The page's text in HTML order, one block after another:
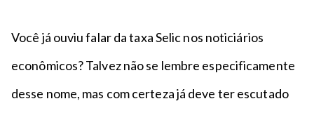
Você já ouviu falar da taxa Selic nos noticiários
econômicos? Talvez não se lembre especificamente
desse nome, mas com certeza já deve ter escutado